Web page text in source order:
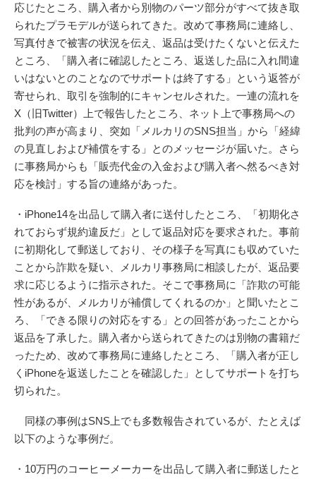
応じたところ、購入者から別物のパーツ部分がすべて抜き取
られたプラモデルが送られてきた。改めて事務局に連絡し、
写真付きで被害の状況を伝え、返品は受けたくないと伝えた
ところ、「購入者に確認したところ、返送した品に入れ間違
いはないとのことなのでサポートは終了する」という返答が
寄せられ、取引を強制的にキャンセルされた。一連の流れを
X（旧Twitter）上で報告したところ、ネット上で事務局への
批判の声が高まり、突如「メルカリのSNS担当」から「経緯
の見直しおよび補償をする」とのメッセージが届いた。さら
に事務局からも「販売代金の入金および購入者へ然るべき対
応を検討」する旨の連絡があった。
・iPhone14を出品して購入者に送付したところ、「初期化さ
れておらず規約違反だ」として返品対応を要求された。事前
に初期化して郵送しており、その様子を写真にも収めていた
ことから詐欺を疑い、メルカリ事務局に相談したが、返品要
求に応じるように指示された。そこで事務局に「詐欺の可能
性があるが、メルカリが補償してくれるのか」と聞いたとこ
ろ、「できる限りの対応をする」との回答があったことから
返品を了承した。購入者から送られてきたのは別物の書籍だ
ったため、改めて事務局に連絡したところ、「購入者が正し
くiPhoneを返送したことを確認した」としてサポートを打ち
切られた。
同様の事例はSNS上でも多数報告されているが、たとえば
以下のような事例だ。
・10万円のコーヒーメーカーを出品して購入者に郵送したと